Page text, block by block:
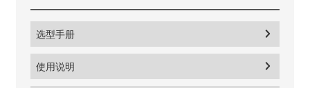
选型手册
使用说明